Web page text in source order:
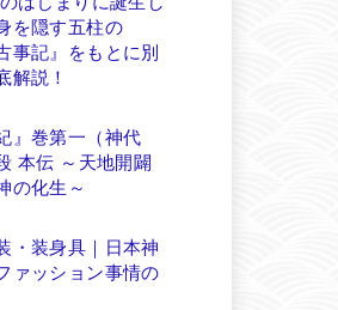
を隠す五柱の
事記』をもとに別
解説！
』巻第一（神代
本伝 ～天地開闢
の化生～
・装身具｜日本神
ァッション事情の